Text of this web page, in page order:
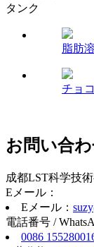
タンク
脂肪
チョ
お問い合
成都LST科学技
Eメール：
Eメール：
電話番号 /
0086